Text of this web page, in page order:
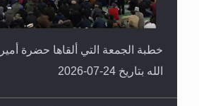
خطبة الجمعة التي ألقاها حضرة أمير
الله بتاريخ 24-07-2026